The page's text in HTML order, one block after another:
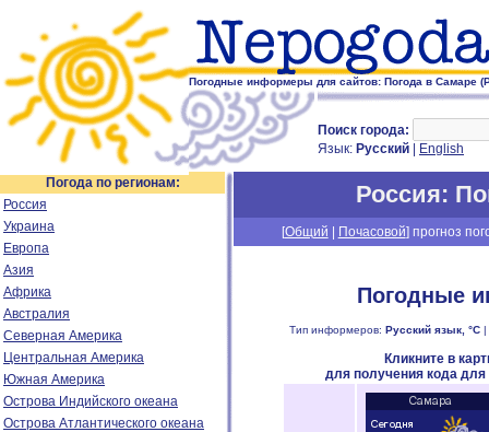
Погодные информеры для сайтов: Погода в Самаре
Поиск города:
Язык: Русский English
Погода по регионам:
Россия
Украина
Европа
Азия
Африка
Австралия
Северная Америка
Центральная Америка
Южная Америка
Острова Индийского океана
Острова Атлантического океана
Россия:
[Общий Почасовой] прогноз
Погодные
Тип информеров: Русский язык, °C|
Кликните в
для получения кода